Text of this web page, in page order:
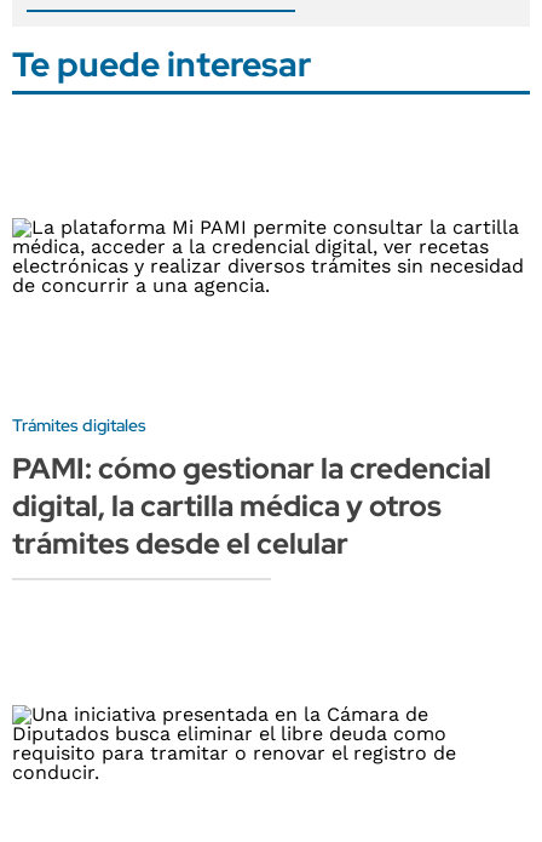
Te puede interesar
Trámites digitales
PAMI: cómo gestionar la credencial
digital, la cartilla médica y otros
trámites desde el celular